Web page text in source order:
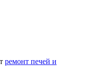
ремонт печей и